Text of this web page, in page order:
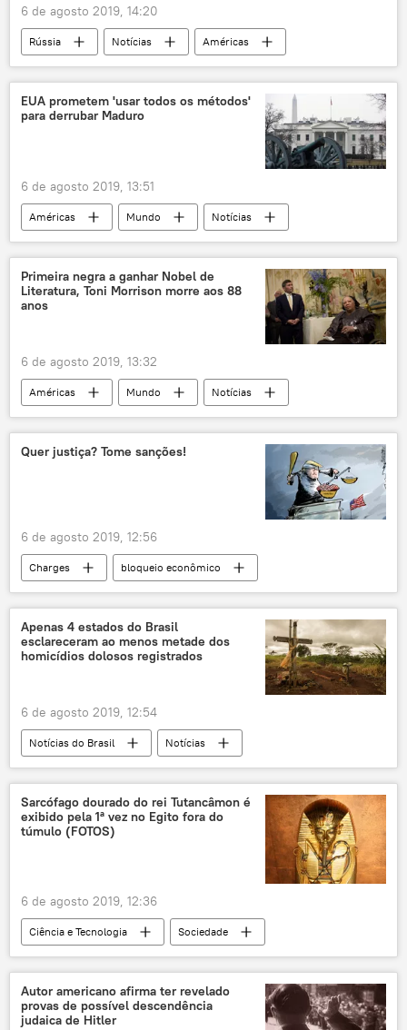
6 de agosto 2019, 14:20
Rússia Notícias
Américas
Mundo
EUA
EUA prometem 'usar todos os métodos'
para derrubar Maduro
6 de agosto 2019, 13:51
Américas Mundo
Notícias
sanções
Casa Branca
EUA
Venezuela
Nicolás Maduro
Primeira negra a ganhar Nobel de
Literatura, Toni Morrison morre aos 88
anos
6 de agosto 2019, 13:32
Américas Mundo
Notícias
Prêmio Nobel
EUA
Quer justiça? Tome sanções!
6 de agosto 2019, 12:56
Charges
bloqueio econômico
Venezuela
EUA sanções
Apenas 4 estados do Brasil
esclareceram ao menos metade dos
homicídios dolosos registrados
6 de agosto 2019, 12:54
Notícias do Brasil Notícias
Sarcófago dourado do rei Tutancâmon é
exibido pela 1ª vez no Egito fora do
túmulo (FOTOS)
6 de agosto 2019, 12:36
Ciência e Tecnologia
Sociedade
Notícias
tumba
faraó
Egito
múmia
maldição
museu
Luxor
Autor americano afirma ter revelado
provas de possível descendência
judaica de Hitler